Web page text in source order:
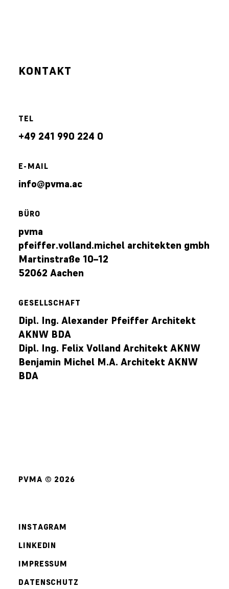
KONTAKT
TEL
+49 241 990 224 0
E-MAIL
info@pvma.ac
BÜRO
pvma
pfeiffer.volland.michel architekten gmbh
Martinstraße 10–12
52062 Aachen
GESELLSCHAFT
Dipl. Ing. Alexander Pfeiffer Architekt
AKNW BDA
Dipl. Ing. Felix Volland Architekt AKNW
Benjamin Michel M.A. Architekt AKNW
BDA
PVMA © 2026
INSTAGRAM
LINKEDIN
IMPRESSUM
DATENSCHUTZ